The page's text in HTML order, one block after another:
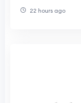
22 hours ago